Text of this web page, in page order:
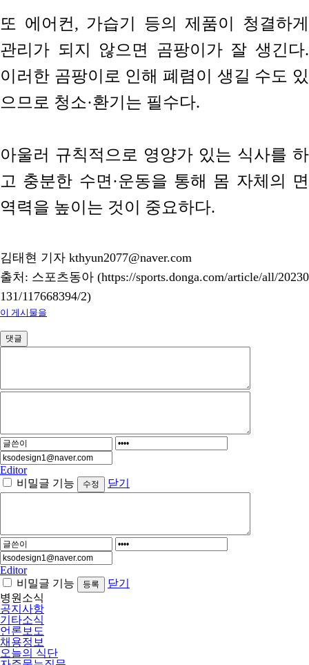
또 에어컨, 가습기 등의 제품이 청결하게
관리가 되지 않으면 곰팡이가 잘 생긴다.
이러한 곰팡이로 인해 폐렴이 생길 수도 있
으므로 청소·환기는 필수다.
아울러 규칙적으로 영양가 있는 식사를 하
고 충분한 수면·운동을 통해 몸 자체의 면
역력을 높이는 것이 중요하다.
김태현 기자 kthyun2077@naver.com
출처: 스포츠동아 (https://sports.donga.com/article/all/20230
131/117668394/2)
이 게시물을
댓글
Editor
비밀글 기능
닫기
Editor
비밀글 기능
닫기
병원소식
공지사항
기타소식
언론보도
채용정보
오늘의 식단